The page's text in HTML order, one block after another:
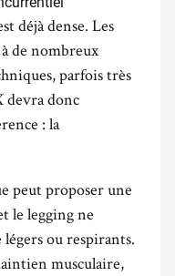
déjà dense. Les
de nombreux
parfois très
devra donc
: la
peut proposer une
le legging ne
ou respirants.
musculaire,